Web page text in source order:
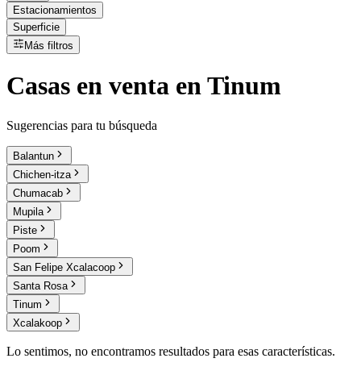
Estacionamientos
Superficie
Más filtros
Casas en venta en Tinum
Sugerencias para tu búsqueda
Balantun
Chichen-itza
Chumacab
Mupila
Piste
Poom
San Felipe Xcalacoop
Santa Rosa
Tinum
Xcalakoop
Lo sentimos, no encontramos resultados para esas características.